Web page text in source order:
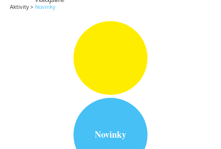
Aktivity
Novinky
Novinky